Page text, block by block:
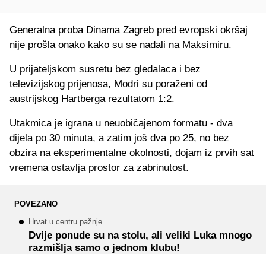
Generalna proba Dinama Zagreb pred evropski okršaj
nije prošla onako kako su se nadali na Maksimiru.
U prijateljskom susretu bez gledalaca i bez
televizijskog prijenosa, Modri su poraženi od
austrijskog Hartberga rezultatom 1:2.
Utakmica je igrana u neuobičajenom formatu - dva
dijela po 30 minuta, a zatim još dva po 25, no bez
obzira na eksperimentalne okolnosti, dojam iz prvih sat
vremena ostavlja prostor za zabrinutost.
POVEZANO
Hrvat u centru pažnje
Dvije ponude su na stolu, ali veliki Luka mnogo
razmišlja samo o jednom klubu!